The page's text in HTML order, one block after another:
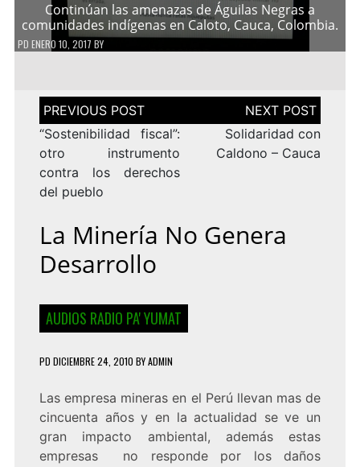
Continúan las amenazas de Águilas Negras a
comunidades indígenas en Caloto, Cauca, Colombia.
PD ENERO 10, 2017 BY
Navegación
de
entradas
“Sostenibilidad fiscal”:
otro instrumento
contra los derechos
del pueblo
Solidaridad con
Caldono – Cauca
La Minería No Genera
Desarrollo
AUDIOS RADIO PA' YUMAT
PD DICIEMBRE 24, 2010 BYADMIN
Las empresa mineras en el Perú llevan mas de
cincuenta años y en la actualidad se ve un
gran impacto ambiental, además estas
empresas no responde por los daños